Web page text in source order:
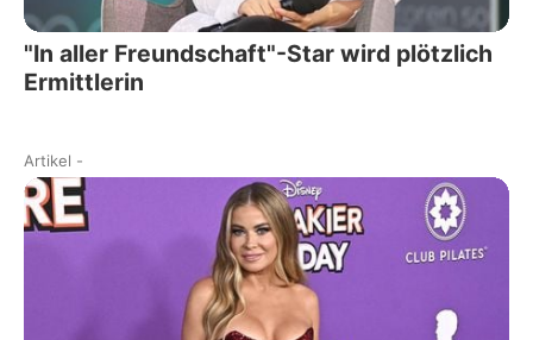
"In aller Freundschaft"-Star wird plötzlich
Ermittlerin
Artikel -